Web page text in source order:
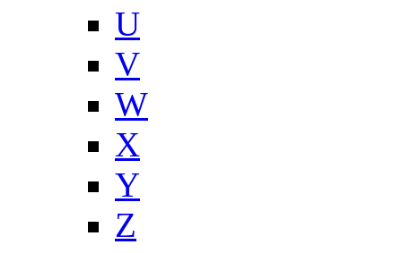
U
V
W
X
Y
Z